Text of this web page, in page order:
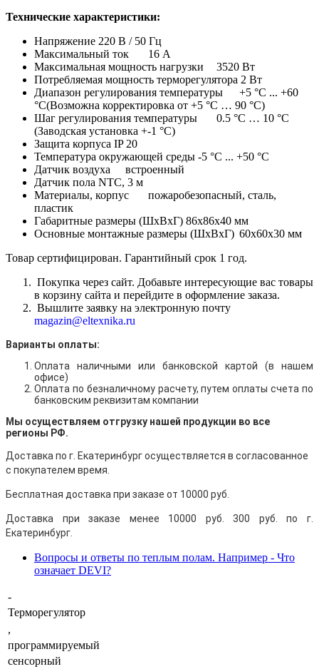
Технические характеристики:
Напряжение 220 В / 50 Гц
Максимальный ток
16 А
Максимальная мощность нагрузки
3520 Вт
Потребляемая мощность терморегулятора 2 Вт
Диапазон регулирования температуры
+5 °С ... +60
°С(Возможна корректировка от +5 °С … 90 °С)
Шаг регулирования температуры
0.5 °С … 10 °С
(Заводская установка +-1 °С)
Защита корпуса IP 20
Температура окружающей среды -5 °С ... +50 °С
Датчик воздуха
встроенный
Датчик пола NTC, 3 м
Материалы, корпус
пожаробезопасный, сталь,
пластик
Габаритные размеры (ШхВхГ) 86х86х40 мм
Основные монтажные размеры (ШхВхГ) 60х60х30 мм
Товар сертифицирован. Гарантийный срок 1 год.
Покупка через сайт. Добавьте интересующие вас товары
в корзину сайта и перейдите в оформление заказа.
Вышлите заявку на электронную почту
magazin@eltexnika.ru
Варианты оплаты:
Оплата наличными или банковской картой (в нашем
офисе)
Оплата по безналичному расчету, путем оплаты счета по
банковским реквизитам компании
Мы осуществляем отгрузку нашей продукции во все
регионы РФ.
Доставка по г. Екатеринбург осуществляется в согласованное
с покупателем время.
Бесплатная доставка при заказе от 10000 руб.
Доставка при заказе менее 10000 руб. 300 руб. по г.
Екатеринбург.
Вопросы и ответы по теплым полам. Например - Что
означает DEVI?
-
Терморегулятор
,
программируемый
сенсорный